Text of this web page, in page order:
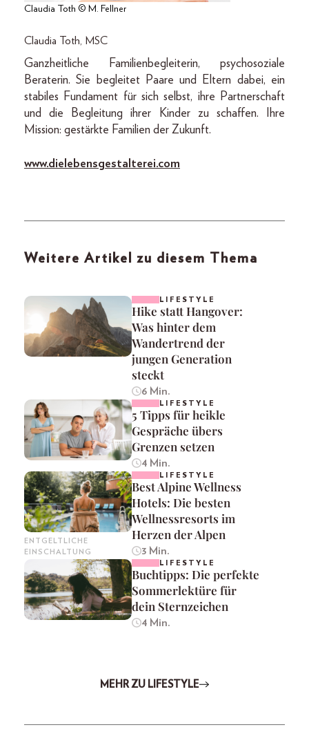
Claudia Toth © M. Fellner
Claudia Toth, MSC
Ganzheitliche ­Familienbegleiterin, psycho­soziale
Beraterin. Sie begleitet Paare und Eltern dabei, ein
stabiles Fundament für sich selbst, ihre Partnerschaft
und die Begleitung ihrer Kinder zu schaffen. Ihre
Mission: gestärkte Familien der Zukunft.
www.dielebensgestalterei.com
Weitere Artikel zu diesem Thema
LIFESTYLE
Hike statt Hangover:
Was hinter dem
Wandertrend der
jungen Generation
steckt
6 Min.
LIFESTYLE
5 Tipps für heikle
Gespräche übers
Grenzen setzen
4 Min.
ENTGELTLICHE
EINSCHALTUNG
LIFESTYLE
Best Alpine Wellness
Hotels: Die besten
Wellnessresorts im
Herzen der Alpen
3 Min.
LIFESTYLE
Buchtipps: Die perfekte
Sommerlektüre für
dein Sternzeichen
4 Min.
MEHR ZU LIFESTYLE